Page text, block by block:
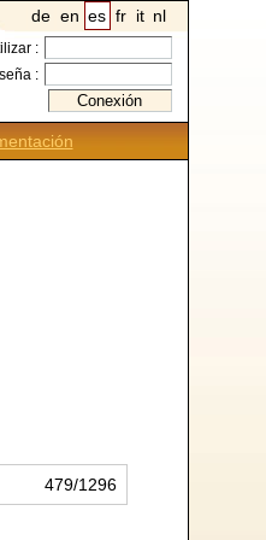
de en es fr it nl
:
:
479/1296